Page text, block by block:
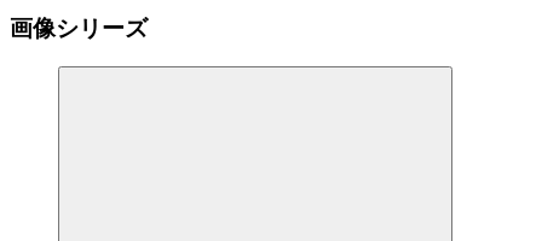
画像シリーズ